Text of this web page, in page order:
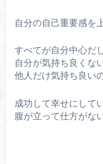
自分の自己重要感を
すべてが自分中心だし
自分が気持ち良くな
他人だけ気持ち良い
成功して幸せにして
腹が立って仕方がな